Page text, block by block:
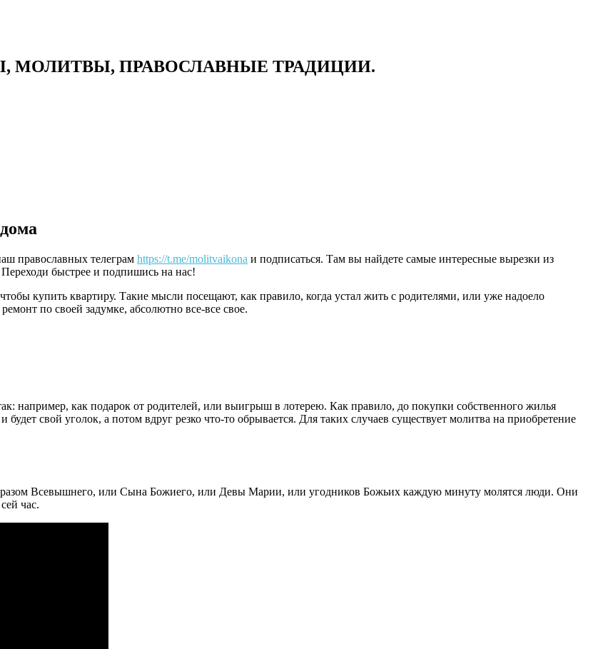
ПРАВОСЛАВНЫЕ ТРАДИЦИИ.
православных телеграм https://t.me/molitvaikona и подписаться. Там вы найдете самые интересные вырезки из
быстрее и подпишись на нас!
купить квартиру. Такие мысли посещают, как правило, когда устал жить с родителями, или уже надоело
по своей задумке, абсолютно все-все свое.
например, как подарок от родителей, или выигрыш в лотерею. Как правило, до покупки собственного жилья
свой уголок, а потом вдруг резко что-то обрывается. Для таких случаев существует молитва на приобретение
Всевышнего, или Сына Божиего, или Девы Марии, или угодников Божьих каждую минуту молятся люди. Они
час.